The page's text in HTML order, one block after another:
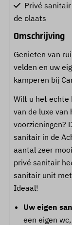
Privé
de plaats
Digitale
Auto op de
Omschrijving
Genieten van
velden en uw
kamperen bij
Wilt u het echte
van de luxe van
voorzieningen?
sanitair in de
aantal zeer
privé sanitair
sanitair unit
Ideaal!
Uw eigen
een eigen